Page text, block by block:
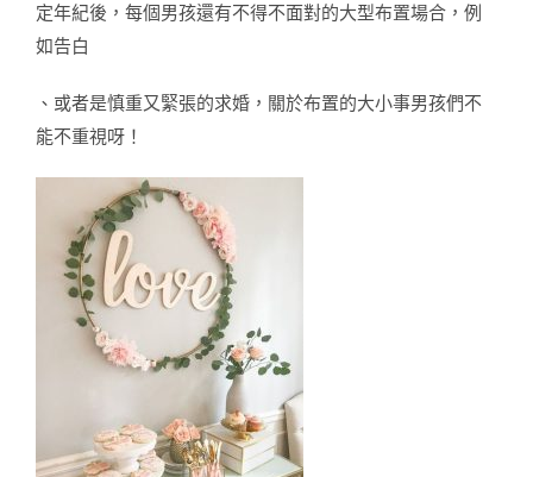
定年紀後，每個男孩還有不得不面對的大型布置場合，例
如告白
、或者是慎重又緊張的求婚，關於布置的大小事男孩們不
能不重視呀！